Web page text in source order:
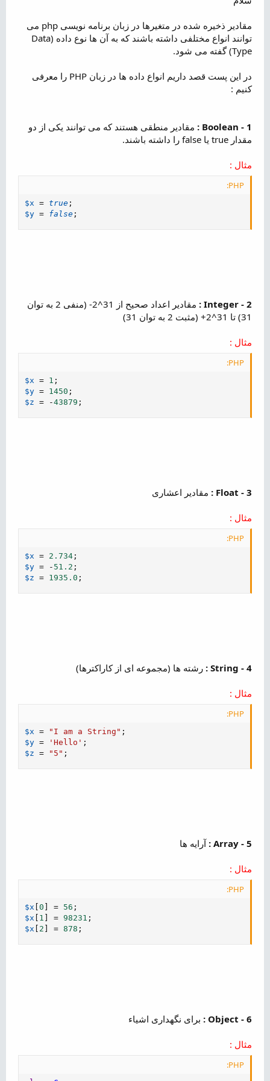
ض
ع
مقادیر ذخیره شده در متغیرها در زبان برنامه نویسی php می
توانند انواع مختلفی داشته باشند که به آن ها نوع داده (Data
Type) گفته می شود.
در این پست قصد داریم انواع داده ها در زبان PHP را معرفی
کنیم :
1 - Boolean :
مقادیر منطقی هستند که می توانند یکی از دو
مقدار true یا false را داشته باشند.
مثال :
PHP:
$x = true ;
$y = false ;
2 - Integer :
مقادیر اعداد صحیح از 31^2- (منفی 2 به توان
31) تا 31^2+ (مثبت 2 به توان 31)
مثال :
PHP:
$x = 1 ;
$y = 1450 ;
$z = -43879 ;
3 - Float : مقادیر اعشاری
مثال :
PHP:
$x = 2.734 ;
$y = - 51.2 ;
$z = 1935.0 ;
4 - String : رشته ها (مجموعه ای از کاراکترها)
مثال :
PHP:
$x = "I am a String" ;
$y = 'Hello' ;
$z = "5" ;
5 - Array : آرایه ها
مثال :
PHP:
$x 0 = 56 ;
$x
1 = 98231 ;
$x
2 = 878 ;
6 - Object : برای نگهداری اشیاء
مثال :
PHP: